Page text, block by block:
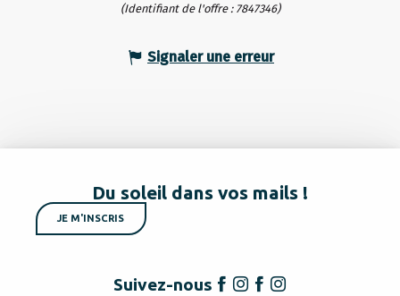
(Identifiant de l'offre : 7847346)
Signaler une erreur
Du soleil dans vos mails !
JE M'INSCRIS
Suivez-nous